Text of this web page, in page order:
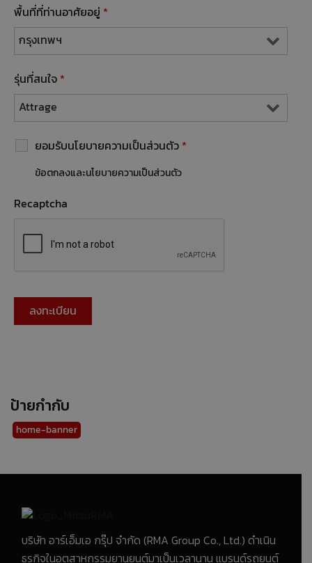
พื้นที่ที่ท่านอาศัยอยู่ *
รุ่นที่สนใจ *
ยอมรับนโยบายความเป็นส่วนตัว *
ข้อตกลงและนโยบายความเป็นส่วนตัว
Recaptcha
ป้ายกำกับ
home-banner
บริษัท อาร์เอ็มเอ กรุ๊ป จำกัด (RMA Group Co., Ltd.) ดำเนิน
ธุรกิจในอุตสาหกรรมยานยนต์มาเป็นเวลานาน แบรนด์รถยนต์